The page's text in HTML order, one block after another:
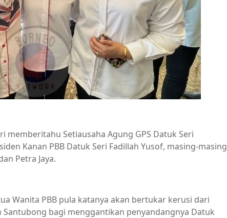
memberitahu Setiausaha Agung GPS Datuk Seri
Kanan PBB Datuk Seri Fadillah Yusof, masing-masing
Petra Jaya.
Wanita PBB pula katanya akan bertukar kerusi dari
Santubong bagi menggantikan penyandangnya Datuk